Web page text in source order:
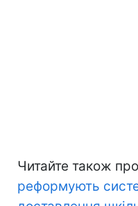
Читайте також
реформують